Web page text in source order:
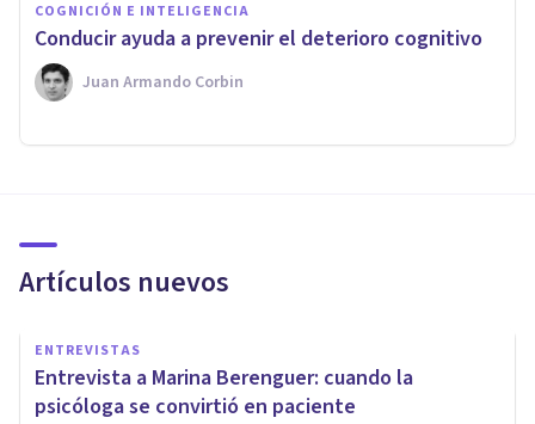
COGNICIÓN E INTELIGENCIA
​Conducir ayuda a prevenir el deterioro cognitivo
Juan Armando Corbin
Artículos nuevos
ENTREVISTAS
Entrevista a Marina Berenguer: cuando la
psicóloga se convirtió en paciente